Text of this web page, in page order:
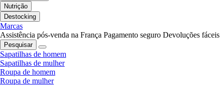
Nutrição
Destocking
Marcas
Assistência pós-venda na França Pagamento seguro Devoluções fáceis
Pesquisar
Sapatilhas de homem
Sapatilhas de mulher
Roupa de homem
Roupa de mulher